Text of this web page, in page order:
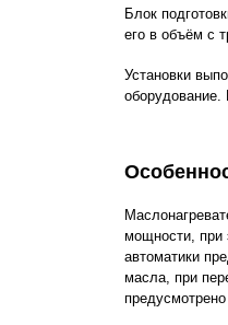
Блок
его в объём с
Установки
оборудование.
мощности, при
автоматики
масла, при